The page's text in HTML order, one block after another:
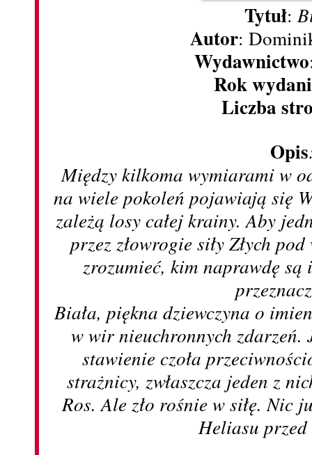
Tytuł:
Autor:
Wydawnictwo
Rok
Liczba
Opis
Między kilkoma wymiarami w
na wiele pokoleń pojawiają się
zależą losy całej krainy. Aby
przez złowrogie siły Złych
zrozumieć, kim naprawdę
Biała, piękna dziewczyna o
w wir nieuchronnych zdarzeń.
stawienie czoła
strażnicy, zwłaszcza jeden z
Ros. Ale zło rośnie w siłę. Nic
Heliasu